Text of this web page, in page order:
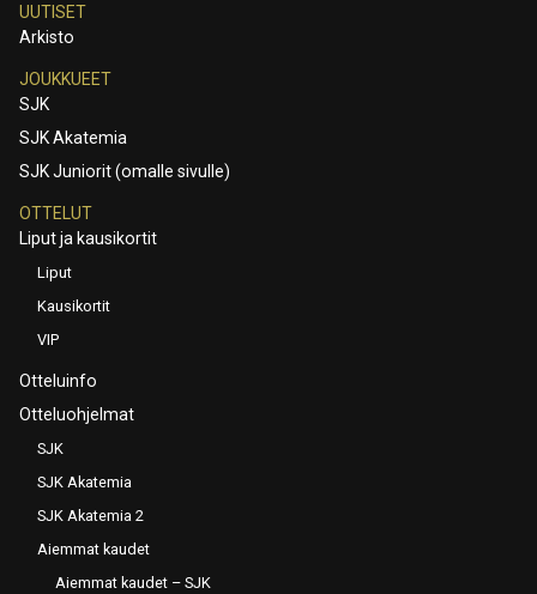
UUTISET
Arkisto
JOUKKUEET
SJK
SJK Akatemia
SJK Juniorit (omalle sivulle)
OTTELUT
Liput ja kausikortit
Liput
Kausikortit
VIP
Otteluinfo
Otteluohjelmat
SJK
SJK Akatemia
SJK Akatemia 2
Aiemmat kaudet
Aiemmat kaudet – SJK